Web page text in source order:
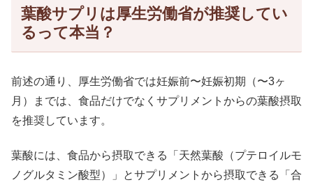
葉酸サプリは厚生労働省が推奨してい
るって本当？
前述の通り、厚生労働省では妊娠前〜妊娠初期（〜3ヶ
月）までは、食品だけでなくサプリメントからの葉酸摂取
を推奨しています。
葉酸には、食品から摂取できる「天然葉酸（プテロイルモ
ノグルタミン酸型）」とサプリメントから摂取できる「合